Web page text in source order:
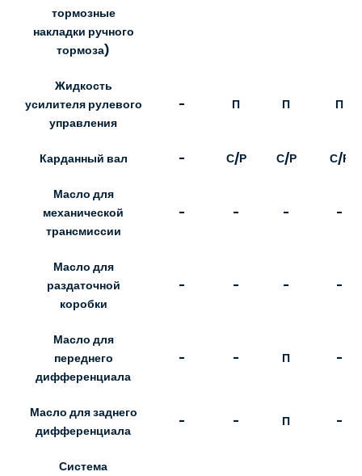
тормозные
накладки ручного
тормоза)
Жидкость
усилителя рулевого
управления
- П П П
Карданный вал - С/Р С/Р С/Р
Масло для
механической
трансмиссии
- - - -
Масло для
раздаточной
коробки
- - - -
Масло для
переднего
дифференциала
- - П -
Масло для заднего
дифференциала
- - П -
Система